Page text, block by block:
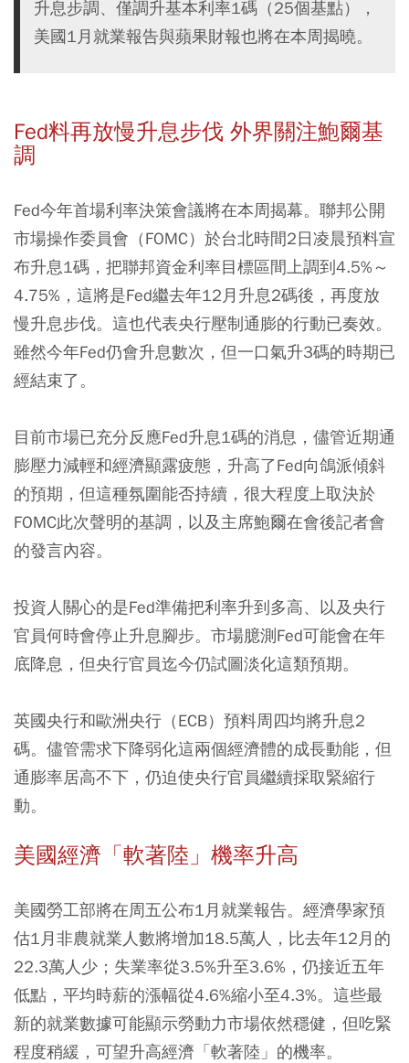
升息步調、僅調升基本利率1碼（25個基點），
美國1月就業報告與蘋果財報也將在本周揭曉。
Fed料再放慢升息步伐 外界關注鮑爾基
調
Fed今年首場利率決策會議將在本周揭幕。聯邦公開
市場操作委員會（FOMC）於台北時間2日凌晨預料宣
布升息1碼，把聯邦資金利率目標區間上調到4.5%～
4.75%，這將是Fed繼去年12月升息2碼後，再度放
慢升息步伐。這也代表央行壓制通膨的行動已奏效。
雖然今年Fed仍會升息數次，但一口氣升3碼的時期已
經結束了。
目前市場已充分反應Fed升息1碼的消息，儘管近期通
膨壓力減輕和經濟顯露疲態，升高了Fed向鴿派傾斜
的預期，但這種氛圍能否持續，很大程度上取決於
FOMC此次聲明的基調，以及主席鮑爾在會後記者會
的發言內容。
投資人關心的是Fed準備把利率升到多高、以及央行
官員何時會停止升息腳步。市場臆測Fed可能會在年
底降息，但央行官員迄今仍試圖淡化這類預期。
英國央行和歐洲央行（ECB）預料周四均將升息2
碼。儘管需求下降弱化這兩個經濟體的成長動能，但
通膨率居高不下，仍迫使央行官員繼續採取緊縮行
動。
美國經濟「軟著陸」機率升高
美國勞工部將在周五公布1月就業報告。經濟學家預
估1月非農就業人數將增加18.5萬人，比去年12月的
22.3萬人少；失業率從3.5%升至3.6%，仍接近五年
低點，平均時薪的漲幅從4.6%縮小至4.3%。這些最
新的就業數據可能顯示勞動力市場依然穩健，但吃緊
程度稍緩，可望升高經濟「軟著陸」的機率。